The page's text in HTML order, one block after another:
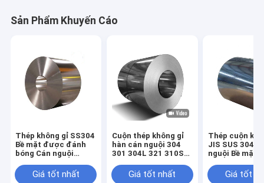
Sản Phẩm Khuyến Cáo
Thép không gỉ SS304
Bề mặt được đánh
bóng Cán nguội
Giá tốt nhất
Cuộn thép không gỉ
hàn cán nguội 304
301 304L 321 310S
Giá tốt nhất
Thép cuộn
JIS SUS 304
nguội Bề mặt
Giá tốt